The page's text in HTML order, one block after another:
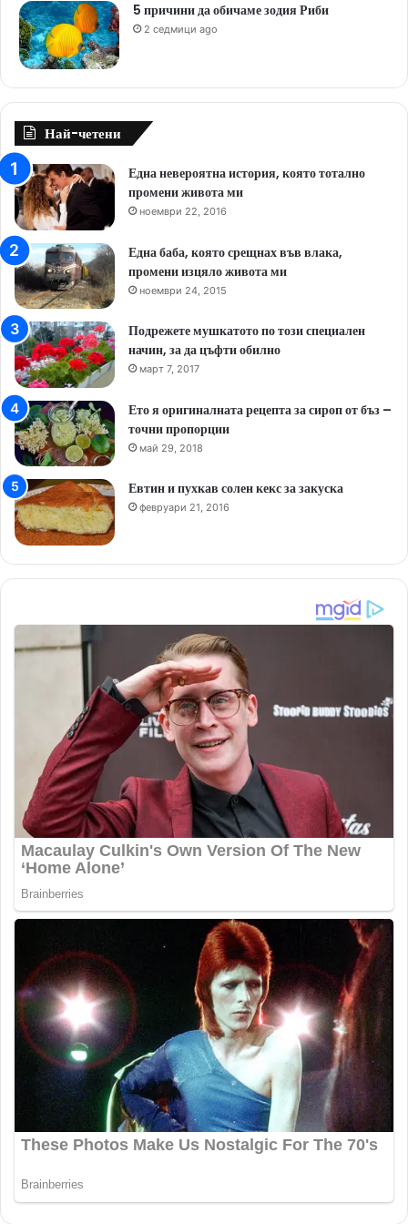
5 причини да обичаме зодия Риби
2 седмици ago
Най-четени
Една невероятна история, която тотално
промени живота ми
ноември 22, 2016
Една баба, която срещнах във влака,
промени изцяло живота ми
ноември 24, 2015
Подрежете мушкатото по този специален
начин, за да цъфти обилно
март 7, 2017
Ето я оригиналната рецепта за сироп от бъз –
точни пропорции
май 29, 2018
Евтин и пухкав солен кекс за закуска
февруари 21, 2016